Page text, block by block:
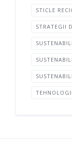
STICLE
STRATEGII